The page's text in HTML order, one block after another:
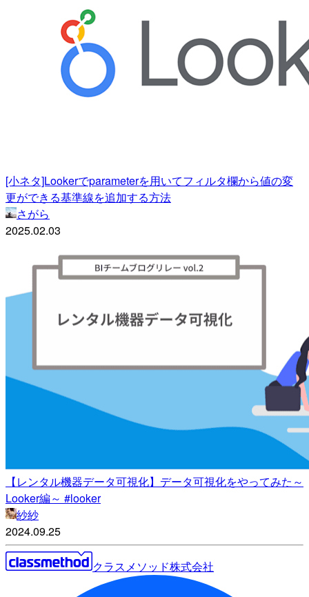
[小ネタ]Lookerでparameterを用いてフィルタ欄から値の変
更ができる基準線を追加する方法
さがら
2025.02.03
【レンタル機器データ可視化】データ可視化をやってみた～
Looker編～ #looker
紗紗
2024.09.25
クラスメソッド株式会社